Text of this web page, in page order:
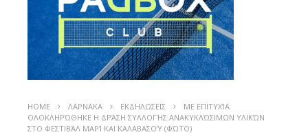
HOME ΛΑΡΝΑΚΑ ΕΚΔΗΛΩΣΕΙΣ
ΜΕ ΕΠΙΤΥΧΊΑ
ΟΛΟΚΛΗΡΏΘΗΚΕ Η ΔΡΆΣΗ ΣΥΛΛΟΓΉΣ ΑΝΑΚΥΚΛΏΣΙΜΩΝ ΥΛΙΚΏΝ
ΣΤΟ ΦΕΣΤΙΒΆΛ ΜΑΡΊ ΚΑΙ ΚΑΛΑΒΑΣΟΎ (ΦΏΤΟ)